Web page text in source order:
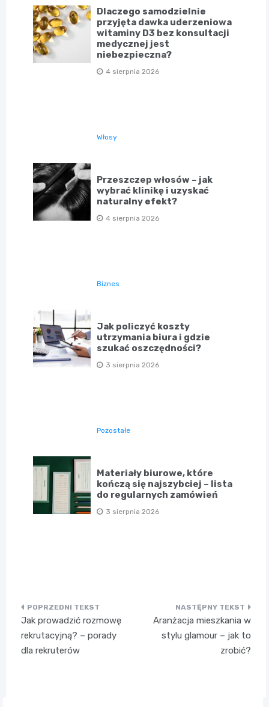
Dlaczego samodzielnie
przyjęta dawka uderzeniowa
witaminy D3 bez konsultacji
medycznej jest
niebezpieczna?
4 sierpnia 2026
Włosy
Przeszczep włosów – jak
wybrać klinikę i uzyskać
naturalny efekt?
4 sierpnia 2026
Biznes
Jak policzyć koszty
utrzymania biura i gdzie
szukać oszczędności?
3 sierpnia 2026
Pozostałe
Materiały biurowe, które
kończą się najszybciej – lista
do regularnych zamówień
3 sierpnia 2026
Nawigacja
wpisu
Jak prowadzić rozmowę
rekrutacyjną? – porady
dla rekruterów
Aranżacja mieszkania w
stylu glamour – jak to
zrobić?